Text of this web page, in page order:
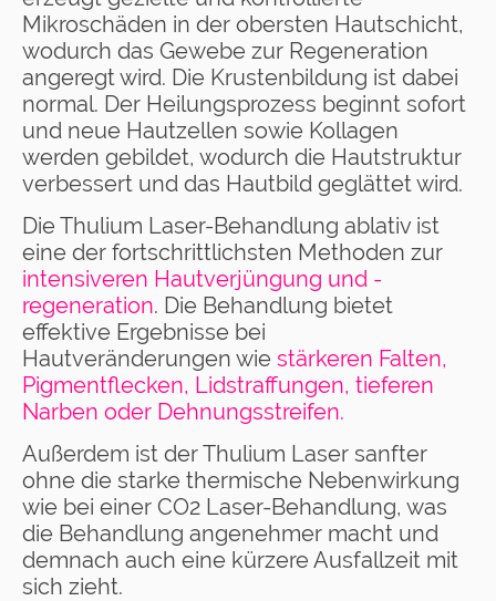
Mikroschäden in der obersten Hautschicht,
wodurch das Gewebe zur Regeneration
angeregt wird. Die Krustenbildung ist dabei
normal. Der Heilungsprozess beginnt sofort
und neue Hautzellen sowie Kollagen
werden gebildet, wodurch die Hautstruktur
verbessert und das Hautbild geglättet wird.
Die Thulium Laser-Behandlung ablativ ist
eine der fortschrittlichsten Methoden zur
intensiveren Hautverjüngung und -
regeneration. Die Behandlung bietet
effektive Ergebnisse bei
Hautveränderungen wie stärkeren Falten,
Pigmentflecken, Lidstraffungen, tieferen
Narben oder Dehnungsstreifen.
Außerdem ist der Thulium Laser sanfter
ohne die starke thermische Nebenwirkung
wie bei einer CO2 Laser-Behandlung, was
die Behandlung angenehmer macht und
demnach auch eine kürzere Ausfallzeit mit
sich zieht.